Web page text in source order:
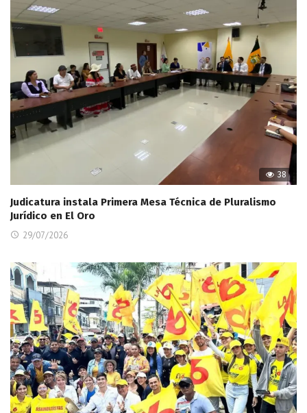
38
Judicatura instala Primera Mesa Técnica de Pluralismo
Jurídico en El Oro
29/07/2026